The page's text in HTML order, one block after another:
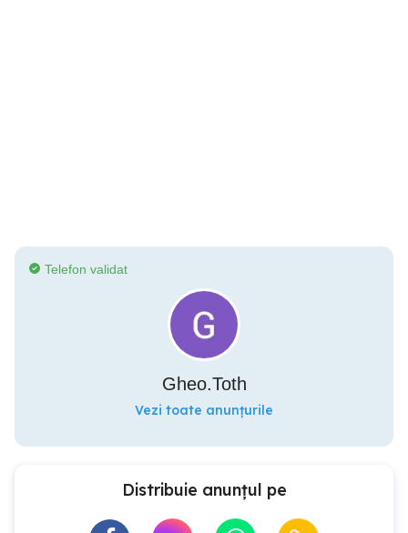
Telefon validat
Gheo.Toth
Vezi toate anunțurile
Distribuie anunțul pe